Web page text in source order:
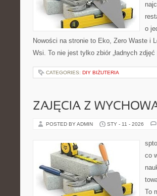
o
Nowości na stronie to Eko, Zero Waste i
Wsi. To nie jest tylko zbiór „ładnych
CATEGORIES: DIY BIŻUTERIA
ZAJĘCIA Z
POSTED BY ADMIN STY - 11 - 2026
co
To